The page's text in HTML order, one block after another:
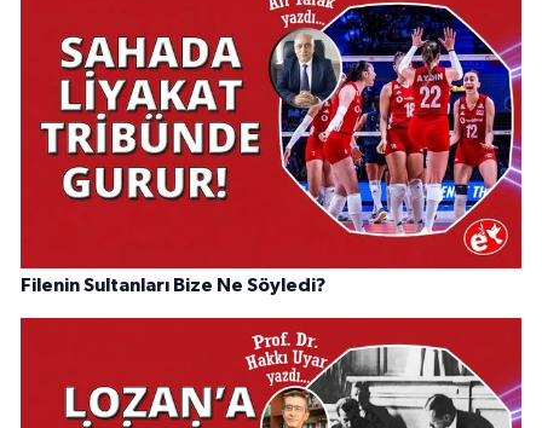
Filenin Sultanları Bize Ne Söyledi?